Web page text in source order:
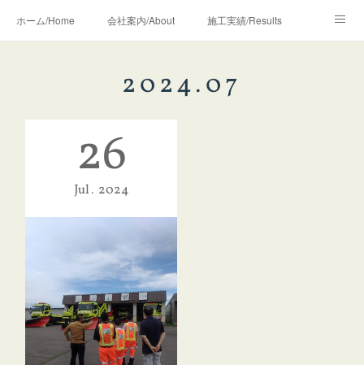
ホーム/Home 会社案内/About 施工実績/Results
2024.07
26
Jul 2024